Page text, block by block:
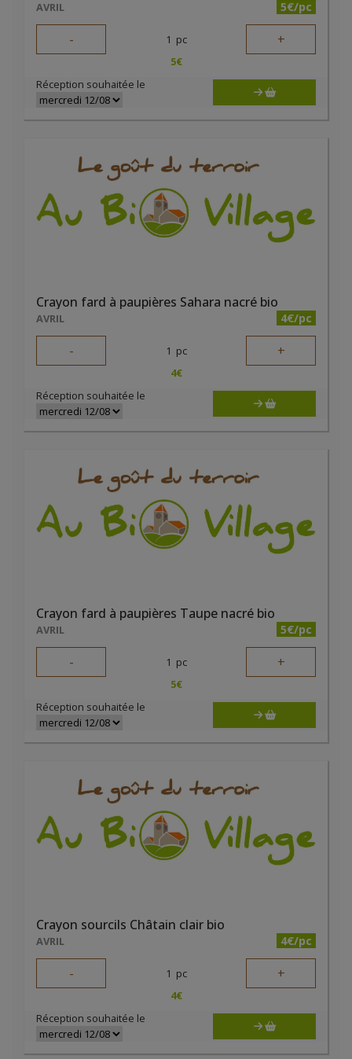
AVRIL 5€/pc
- 1 pc +
5€
Réception souhaitée le
Crayon fard à paupières Sahara nacré bio
AVRIL 4€/pc
- 1 pc +
4€
Réception souhaitée le
Crayon fard à paupières Taupe nacré bio
AVRIL 5€/pc
- 1 pc +
5€
Réception souhaitée le
Crayon sourcils Châtain clair bio
AVRIL 4€/pc
- 1 pc +
4€
Réception souhaitée le